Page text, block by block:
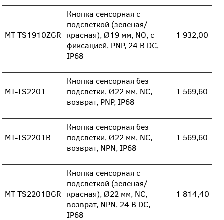
MT-TS1910ZGR
Кнопка сенсорная с
подсветкой (зеленая/
красная), Ø19 мм, NO, с
фиксацией, PNP, 24 В DC,
IP68
1 932,00
MT-TS2201
Кнопка сенсорная без
подсветки, Ø22 мм, NC,
возврат, PNP, IP68
1 569,60
MT-TS2201B
Кнопка сенсорная без
подсветки, Ø22 мм, NC,
возврат, NPN, IP68
1 569,60
MT-TS2201BGR
Кнопка сенсорная с
подсветкой (зеленая/
красная), Ø22 мм, NC,
возврат, NPN, 24 В DC,
IP68
1 814,40